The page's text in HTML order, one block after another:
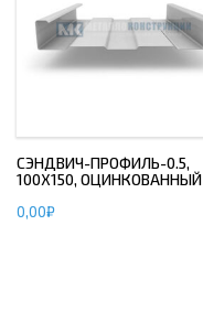
СЭНДВИЧ-ПРОФИЛЬ-0.5,
100Х150, ОЦИНКОВАННЫЙ
0,00₽